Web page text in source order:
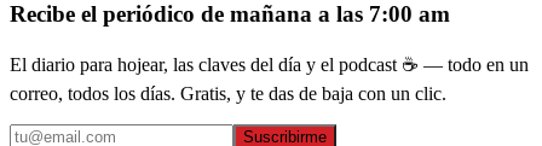
Recibe el periódico de mañana a las 7:00 am
El diario para hojear, las claves del día y el podcast ☕ — todo en un
correo, todos los días. Gratis, y te das de baja con un clic.
Suscribirme